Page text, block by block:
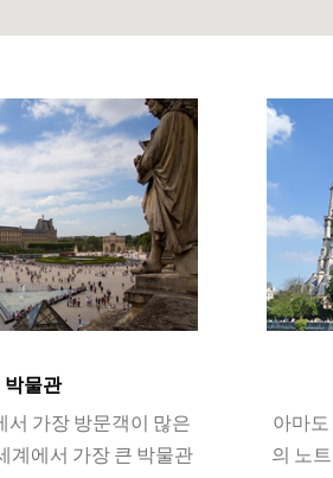
물관
서 가장 방문객이 많은
계에서 가장 큰 박물관
아마
의 노